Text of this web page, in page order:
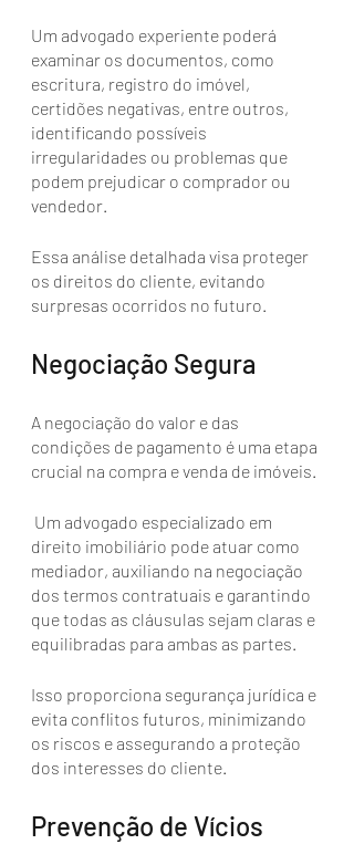
Um advogado experiente poderá
examinar os documentos, como
escritura, registro do imóvel,
certidões negativas, entre outros,
identificando possíveis
irregularidades ou problemas que
podem prejudicar o comprador ou
vendedor.
Essa análise detalhada visa proteger
os direitos do cliente, evitando
surpresas ocorridos no futuro.
Negociação Segura
A negociação do valor e das
condições de pagamento é uma etapa
crucial na compra e venda de imóveis.
direito imobiliário pode atuar como
mediador, auxiliando na negociação
dos termos contratuais e garantindo
que todas as cláusulas sejam claras e
equilibradas para ambas as partes.
Isso proporciona segurança jurídica e
evita conflitos futuros, minimizando
os riscos e assegurando a proteção
dos interesses do cliente.
Prevenção de Vícios